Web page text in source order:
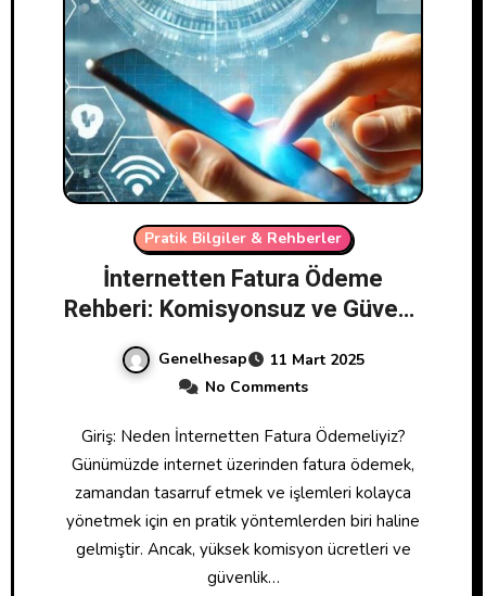
Pratik Bilgiler & Rehberler
İnternetten Fatura Ödeme
Rehberi: Komisyonsuz ve Güvenli
Genelhesap
11 Mart 2025
No Comments
Giriş: Neden İnternetten Fatura Ödemeliyiz?
Günümüzde internet üzerinden fatura ödemek,
zamandan tasarruf etmek ve işlemleri kolayca
yönetmek için en pratik yöntemlerden biri haline
gelmiştir. Ancak, yüksek komisyon ücretleri ve
güvenlik…